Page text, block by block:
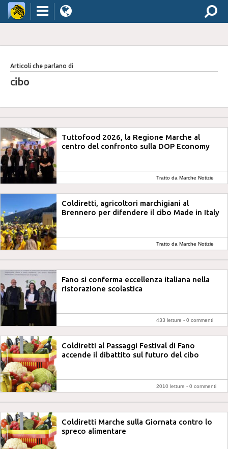
Articoli che parlano di
cibo
Tuttofood 2026, la Regione Marche al
centro del confronto sulla DOP Economy
Tratto da Marche Notizie
Coldiretti, agricoltori marchigiani al
Brennero per difendere il cibo Made in Italy
Tratto da Marche Notizie
Fano si conferma eccellenza italiana nella
ristorazione scolastica
433 letture - 0 commenti
Coldiretti al Passaggi Festival di Fano
accende il dibattito sul futuro del cibo
2010 letture - 0 commenti
Coldiretti Marche sulla Giornata contro lo
spreco alimentare